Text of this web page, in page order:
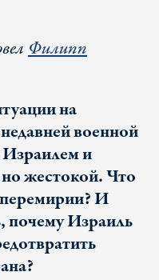
Филипп
на
военной
и
жестокой. Что
И
почему Израиль